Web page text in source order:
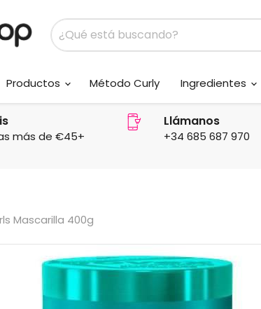
Productos Método Curly Ingredientes
más de €45+
Llámanos
+34 685 687 970
Mascarilla 400g